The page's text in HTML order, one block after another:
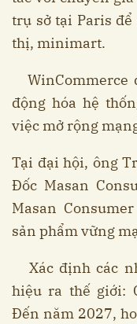
trụ sở tại Paris
thị, minimart.
WinCommerce
động hóa hệ
việc mở rộng
Tại đại hội, ông
Đốc Masan
Masan
sản phẩm vững
Xác định các
hiệu ra thế giới:
Đến năm 2027,